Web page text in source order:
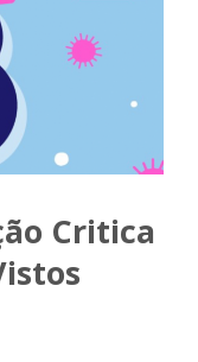
Critica